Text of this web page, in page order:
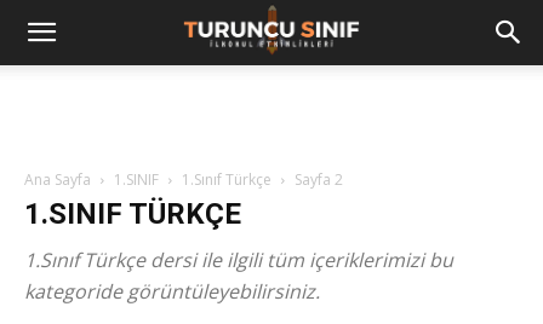
Ana Sayfa 1.SINIF 1.Sınıf Türkçe Sayfa 2
1.SINIF TÜRKÇE
1.Sınıf Türkçe dersi ile ilgili tüm içeriklerimizi bu
kategoride görüntüleyebilirsiniz.